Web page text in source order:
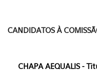
CANDIDATOS À
CHAPA AEQUALIS -